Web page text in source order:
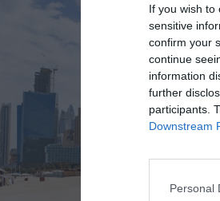
If you wish to
sensitive
confirm your
continue
information
further
participants.
Downstream
Personal